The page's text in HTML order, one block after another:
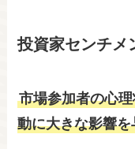
投資家センチメ
市場参加者の心
動に大きな影響